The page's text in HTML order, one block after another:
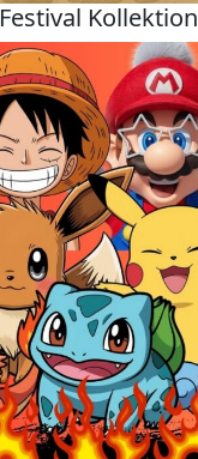
Festival Kollektion